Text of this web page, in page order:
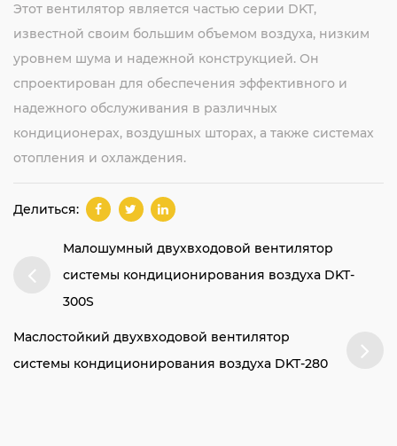
Этот вентилятор является частью серии DKT,
известной своим большим объемом воздуха, низким
уровнем шума и надежной конструкцией. Он
спроектирован для обеспечения эффективного и
надежного обслуживания в различных
кондиционерах, воздушных шторах, а также системах
отопления и охлаждения.
Делиться:
Малошумный двухвходовой вентилятор
системы кондиционирования воздуха DKT-
300S
Маслостойкий двухвходовой вентилятор
системы кондиционирования воздуха DKT-280